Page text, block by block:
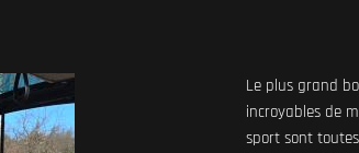
Le plus grand
incroyables de
sport sont